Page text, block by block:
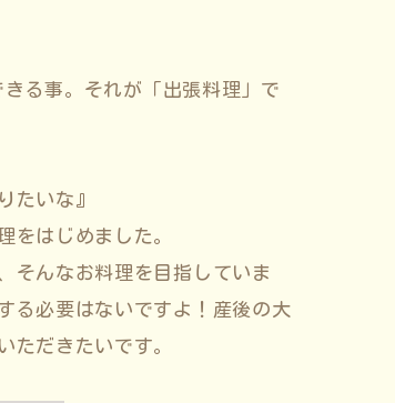
る事。それが「出張料理」で
たいな』
をはじめました。
そんなお料理を目指していま
る必要はないですよ！産後の大
ただきたいです。